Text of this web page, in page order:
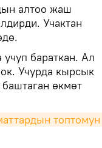
алтоо жаш
Учактан
учуп бараткан. Ал
Учурда кырсык
өкмөт
топтомун